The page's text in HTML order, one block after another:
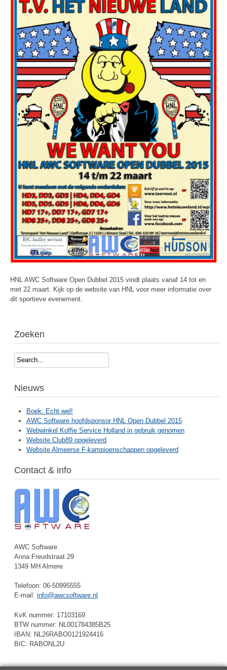
HNL AWC Software Open Dubbel 2015 vindt plaats vanaf 14 tot en
met 22 maart. Kijk op de website van HNL voor meer informatie over
dit sportieve evenement.
Zoeken
Search...
Nieuws
Boek: Echt wel!
AWC Software hoofdsponsor HNL Open Dubbel 2015
Webwinkel Koffie Service Holland in gebruik genomen
Website Club89 opgeleverd
Website Almeerse F-kampioenschappen opgeleverd
Contact & info
AWC Software
Anna Freudstraat 29
1349 MH Almere
Telefoon: 06-50995555
E-mail:info@awcsoftware.nl
KvK nummer: 17103169
BTW nummer: NL001784385B25
IBAN: NL26RABO0121924416
BIC: RABONL2U